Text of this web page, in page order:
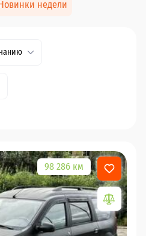
недели
98 286 км